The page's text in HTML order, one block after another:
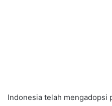
Indonesia telah